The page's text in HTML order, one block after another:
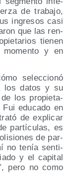
de tra­ba­jo,
ingre­sos casi
que las ren­
tie­nen
momen­to y en
selec­cio­nó
los datos y su
los pro­pie­ta­
edu­ca­do en
de expli­car
par­tí­cu­las, es
de par­
no tenía sen­ti­
y el capi­tal
pero no como